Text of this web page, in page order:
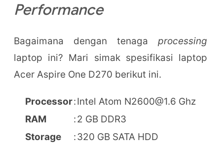
Performance
Bagaimana dengan tenagaprocessing
laptop ini? Mari simak spesifikasi laptop
Acer Aspire One D270 berikut ini.
Processor:Intel Atom N2600@1.6 Ghz
RAM
:2 GB DDR3
Storage
:320 GB SATA HDD